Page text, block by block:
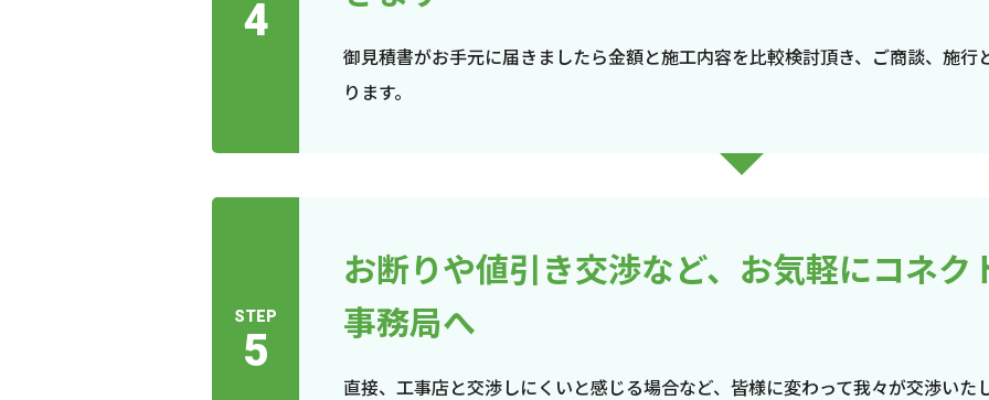
4
御見積書がお手元に届きましたら金額と施工内容を比較検討頂き、ご商談、施行
ります。
STEP
5
お断りや値引き交渉など、お気軽にコネク
事務局へ
直接、工事店と交渉しにくいと感じる場合など、皆様に変わって我々が交渉いた